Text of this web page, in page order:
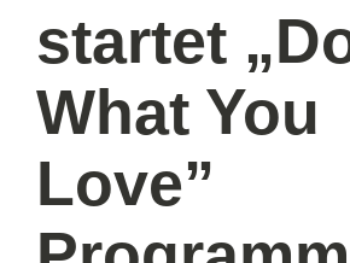
startet
What You
Love”